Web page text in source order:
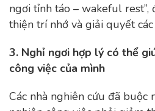
ngơi tỉnh táo – wakeful rest”,
thiện trí nhớ và giải quyết
3. Nghỉ ngơi hợp lý có thể
công việc của mình
Các nhà nghiên cứu đã buộc